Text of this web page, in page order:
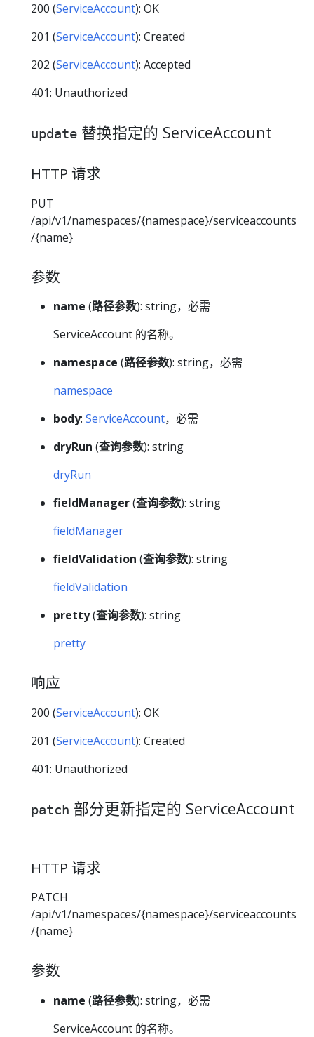
200 (ServiceAccount): OK
201 (ServiceAccount): Created
202 (ServiceAccount): Accepted
401: Unauthorized
update 替换指定的 ServiceAccount
HTTP 请求
PUT
/api/v1/namespaces/{namespace}/serviceaccounts
/{name}
参数
name (路径参数): string，必需
ServiceAccount 的名称。
namespace (路径参数): string，必需
namespace
body: ServiceAccount，必需
dryRun (查询参数): string
dryRun
fieldManager(查询参数): string
fieldManager
fieldValidation (查询参数): string
fieldValidation
pretty(查询参数): string
pretty
响应
200 (ServiceAccount): OK
201 (ServiceAccount): Created
401: Unauthorized
patch 部分更新指定的 ServiceAccount
HTTP 请求
PATCH
/api/v1/namespaces/{namespace}/serviceaccounts
/{name}
参数
name (路径参数): string，必需
ServiceAccount 的名称。